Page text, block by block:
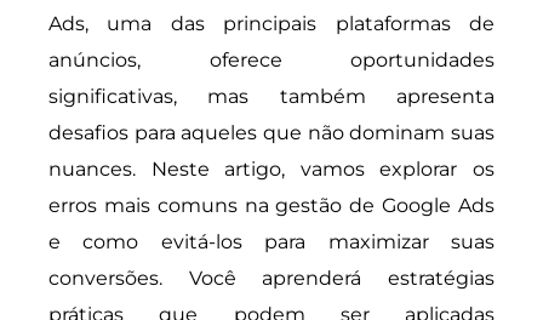
Ads, uma das principais plataformas de
anúncios, oferece oportunidades
significativas, mas também apresenta
desafios para aqueles que não dominam suas
nuances. Neste artigo, vamos explorar os
erros mais comuns na gestão de Google Ads
e como evitá-los para maximizar suas
conversões. Você aprenderá estratégias
práticas que podem ser aplicadas